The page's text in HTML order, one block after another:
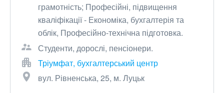
грамотність; Професійні, підвищення
кваліфікації - Економіка, бухгалтерія та
облік, Професійно-технічна підготовка.
Студенти, дорослі, пенсіонери.
Тріумфат, бухгалтерський центр
вул. Рівненська, 25, м. Луцьк